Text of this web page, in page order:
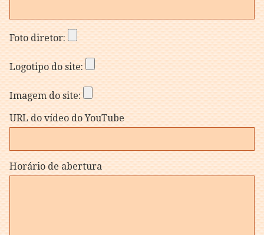
Foto diretor:
Logotipo do site:
Imagem do site:
URL do vídeo do YouTube
Horário de abertura